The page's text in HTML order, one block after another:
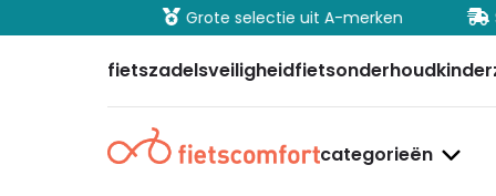
Grote selectie uit A-merken
fietszadelsveiligheidfietsonderhoud
categorieën